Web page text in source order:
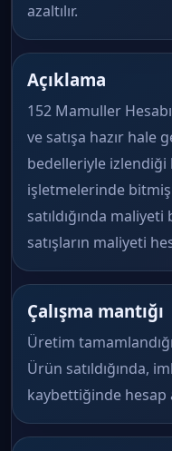
azaltılır.
Açıklama
152 Mamuller
ve satışa hazır hale
bedelleriyle izlendiği
işletmelerinde
satıldığında
satışların maliyeti
Çalışma mantığı
Üretim
Ürün satıldığında,
kaybettiğinde hesap